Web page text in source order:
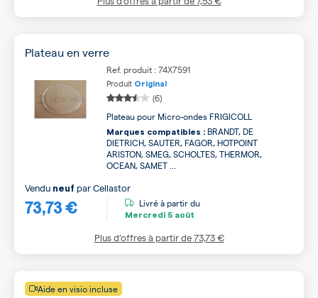
Plateau en verre
Ref. produit : 74X7591
Produit Original
(6)
Plateau pour Micro-ondes FRIGICOLL
Marques compatibles : BRANDT, DE
DIETRICH, SAUTER, FAGOR, HOTPOINT
ARISTON, SMEG, SCHOLTES, THERMOR,
OCEAN, SAMET ...
73,73 €
Vendu neuf parCellastor
Livré à partir du
Mercredi 5 août
Plus d’offres à partir de73,73 €
Aide en visio incluse